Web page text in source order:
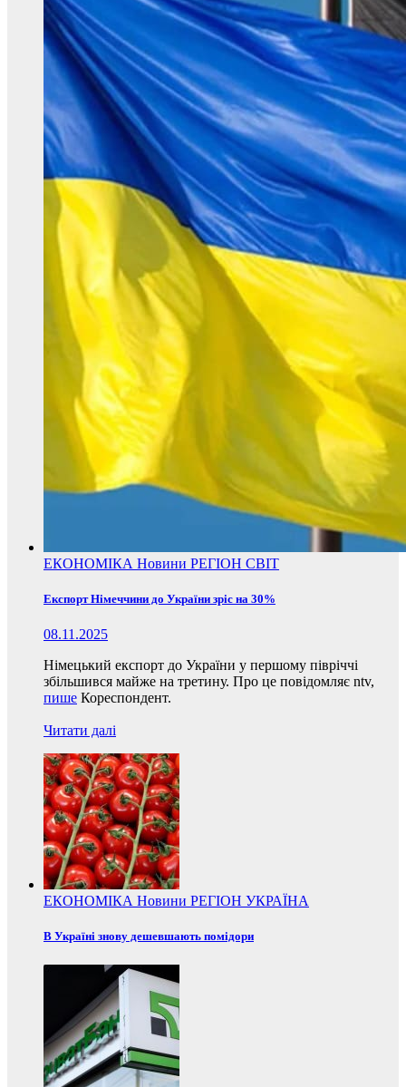
ЕКОНОМІКА Новини РЕГІОН СВІТ
Експорт Німеччини до України зріс на 30%
08.11.2025
Німецький експорт до України у першому півріччі
збільшився майже на третину. Про це повідомляє ntv,
пише Кореспондент.
Читати далі
ЕКОНОМІКА Новини РЕГІОН УКРАЇНА
В Україні знову дешевшають помідори